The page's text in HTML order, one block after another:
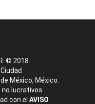
© 2018.
México, México.
no lucrativos
con el AVISO